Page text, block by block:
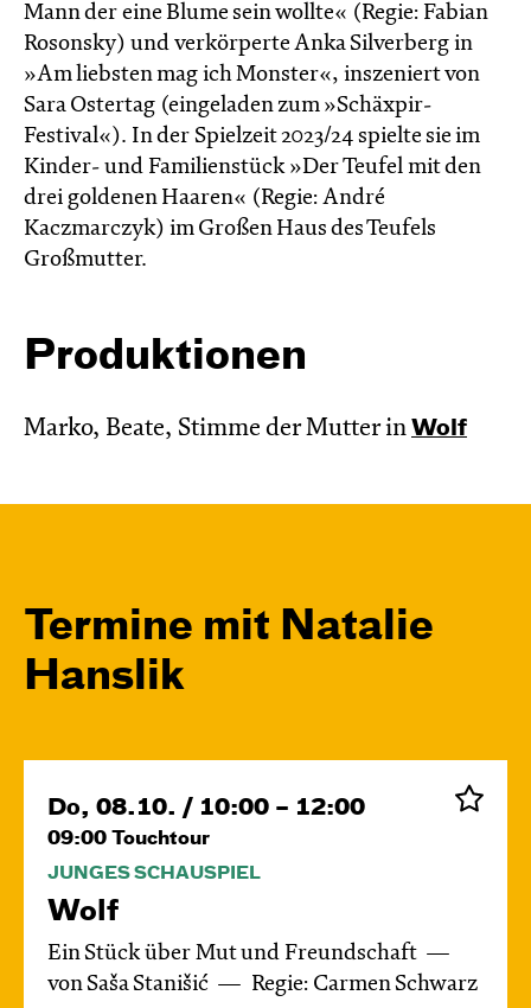
Mann der eine Blume sein wollte« (Regie: Fabian
Rosonsky) und verkörperte Anka Silverberg in
»Am liebsten mag ich Monster«, inszeniert von
Sara Ostertag (eingeladen zum »Schäxpir-
Festival«). In der Spielzeit 2023/24 spielte sie im
Kinder- und Familienstück »Der Teufel mit den
drei goldenen Haaren« (Regie: André
Kaczmarczyk) im Großen Haus des Teufels
Großmutter.
Produktionen
Marko, Beate, Stimme der Mutter in Wolf
Termine mit Natalie
Hanslik
Do, 08.10. / 10:00 – 12:00
09:00 Touchtour
JUNGES SCHAUSPIEL
Wolf
Ein Stück über Mut und Freundschaft
von Saša Stanišić
Regie: Carmen Schwarz